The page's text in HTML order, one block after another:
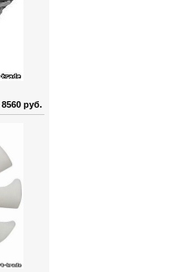
8560 руб.